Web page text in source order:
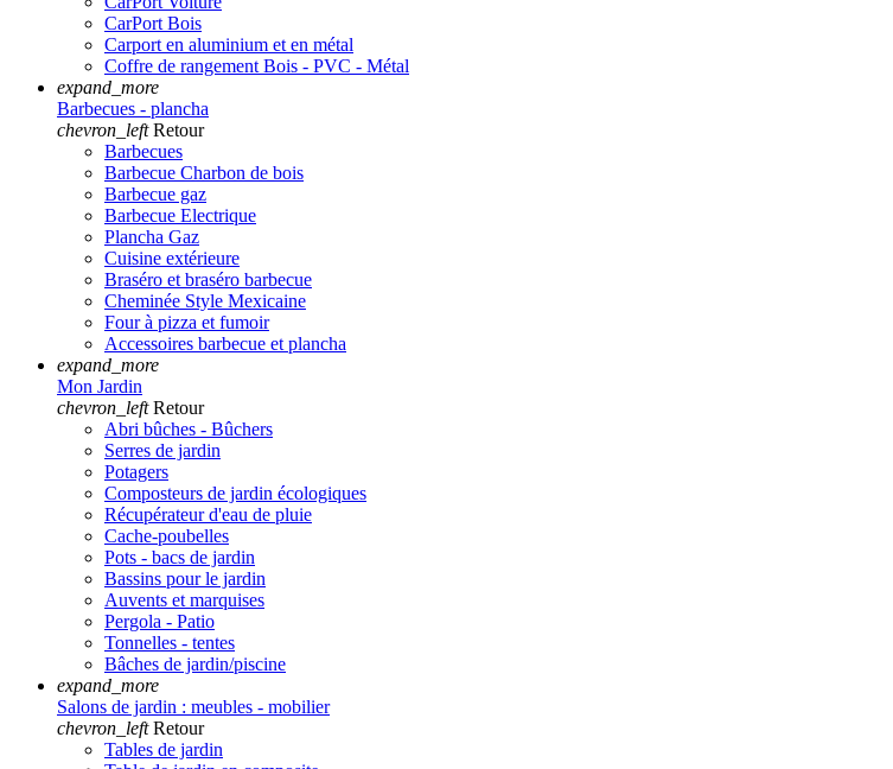
CarPort Bois
Carport en aluminium et en métal
Coffre de rangement Bois - PVC - Métal
expand_more
Barbecues - plancha
chevron_left Retour
Barbecues
Barbecue Charbon de bois
Barbecue gaz
Barbecue Electrique
Plancha Gaz
Cuisine extérieure
Braséro et braséro barbecue
Cheminée Style Mexicaine
Four à pizza et fumoir
Accessoires barbecue et plancha
expand_more
Mon Jardin
chevron_left Retour
Abri bûches - Bûchers
Serres de jardin
Potagers
Composteurs de jardin écologiques
Récupérateur d'eau de pluie
Cache-poubelles
Pots - bacs de jardin
Bassins pour le jardin
Auvents et marquises
Pergola - Patio
Tonnelles - tentes
Bâches de jardin/piscine
expand_more
Salons de jardin : meubles - mobilier
chevron_left Retour
Tables de jardin